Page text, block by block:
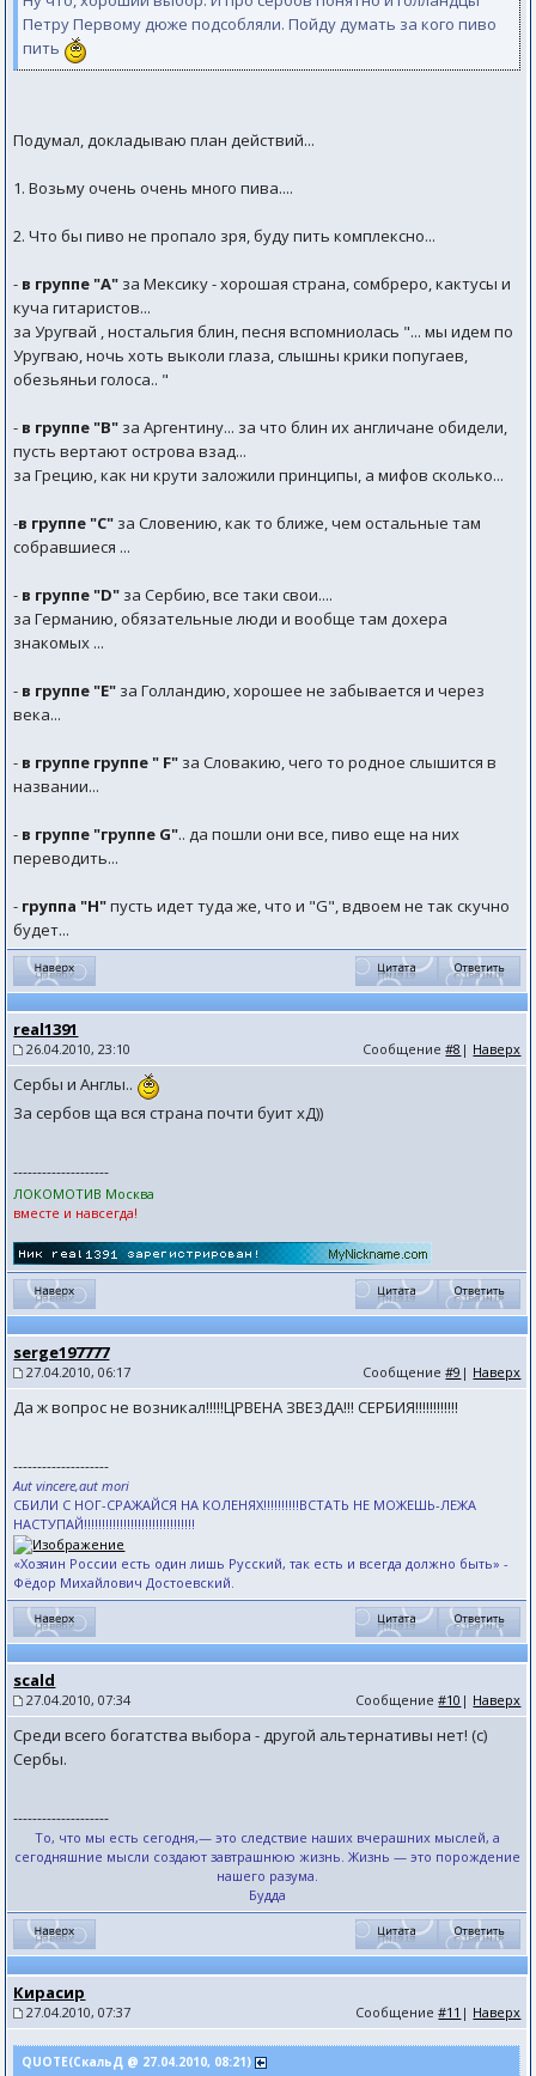
Петру Первому дюже подсобляли. Пойду думать за кого пиво
пить
Подумал, докладываю план действий...
1. Возьму очень очень много пива....
2. Что бы пиво не пропало зря, буду пить комплексно...
- в группе "А" за Мексику - хорошая страна, сомбреро, кактусы и
куча гитаристов...
за Уругвай , ностальгия блин, песня вспомниолась "... мы идем по
Уругваю, ночь хоть выколи глаза, слышны крики попугаев,
обезьяньи голоса.. "
- в группе "В" за Аргентину... за что блин их англичане обидели,
пусть вертают острова взад...
за Грецию, как ни крути заложили принципы, а мифов сколько...
-в группе "С" за Словению, как то ближе, чем остальные там
собравшиеся ...
- в группе "D" за Сербию, все таки свои....
за Германию, обязательные люди и вообще там дохера
знакомых ...
- в группе "E" за Голландию, хорошее не забывается и через
века...
- в группе группе " F" за Словакию, чего то родное слышится в
названии...
- в группе "группе G".. да пошли они все, пиво еще на них
переводить...
- группа "H"пусть идет туда же, что и "G", вдвоем не так скучно
будет...
real1391
26.04.2010, 23:10 Сообщение#8 | Наверх
Сербы и Англы..
За сербов ща вся страна почти буит хД))
--------------------
ЛОКОМОТИВ Москва
вместе и навсегда!
serge197777
27.04.2010, 06:17 Сообщение#9 | Наверх
Да ж вопрос не возникал!!!!!ЦРВЕНА ЗВЕЗДА!!! СЕРБИЯ!!!!!!!!!!!!
--------------------
Aut vincere,aut mori
СБИЛИ С НОГ-СРАЖАЙСЯ НА КОЛЕНЯХ!!!!!!!!!!ВСТАТЬ НЕ МОЖЕШЬ-ЛЕЖА
НАСТУПАЙ!!!!!!!!!!!!!!!!!!!!!!!!!!!!!!!
«Хозяин России есть один лишь Русский, так есть и всегда должно быть» -
Фёдор Михайлович Достоевский.
scald
27.04.2010, 07:34 Сообщение#10 | Наверх
Среди всего богатства выбора - другой альтернативы нет! (с)
Сербы.
--------------------
То, что мы есть сегодня,— это следствие наших вчерашних мыслей, а
сегодняшние мысли создают завтрашнюю жизнь. Жизнь — это порождение
нашего разума.
Будда
Кирасир
27.04.2010, 07:37 Сообщение#11 | Наверх
QUOTE(СкальД @ 27.04.2010, 08:21)